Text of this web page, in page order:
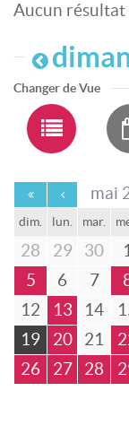
Aucun résultat
Changer de Vue
mai
dim. lun. mar.
28 29 30 1
5
6 7
12
13 14
19
20 21
26
27 28